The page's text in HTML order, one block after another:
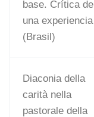
base. Crítica de
una experiencia
(Brasil)
Diaconia della
carità nella
pastorale della